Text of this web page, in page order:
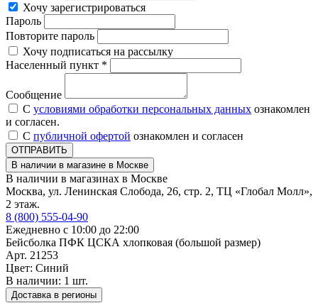
Хочу зарегистрироваться
Пароль
Повторите пароль
Хочу подписаться на рассылку
Населенный пункт *
Сообщение
С условиями обработки персональных данных ознакомлен
и согласен.
С публичной офертой ознакомлен и согласен
ОТПРАВИТЬ
В наличии в магазине в Москве
В наличии в магазинах в Москве
Москва, ул. Ленинская Слобода, 26, стр. 2, ТЦ «Глобал Молл»,
2 этаж.
8 (800) 555-04-90
Ежедневно с 10:00 до 22:00
Бейсболка ПФК ЦСКА хлопковая (большой размер)
Арт. 21253
Цвет: Синий
В наличии: 1 шт.
Доставка в регионы